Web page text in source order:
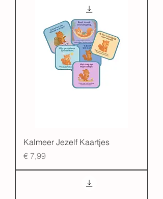
Kalmeer Jezelf Kaartjes
Prijs
€ 7,99